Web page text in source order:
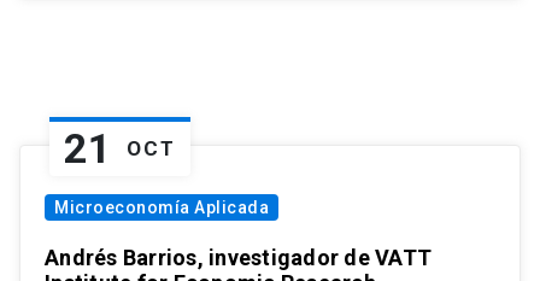
21 OCT
Microeconomía Aplicada
Andrés Barrios, investigador de VATT